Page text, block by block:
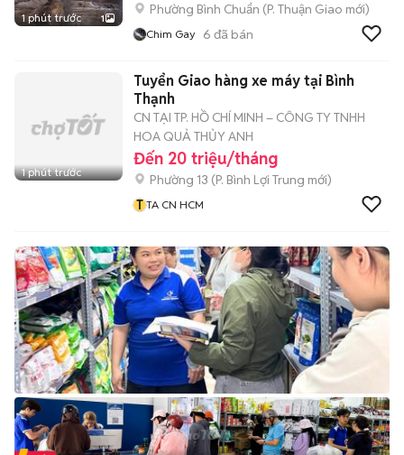
1 phút trước 1
Phường Bình Chuẩn (P. Thuận Giao mới)
Chim Gay 6 đã bán
1 phút trước
Tuyển Giao hàng xe máy tại Bình
Thạnh
CN TẠI TP. HỒ CHÍ MINH – CÔNG TY TNHH
HOA QUẢ THỦY ANH
Đến 20 triệu/tháng
Phường 13 (P. Bình Lợi Trung mới)
T TA CN HCM